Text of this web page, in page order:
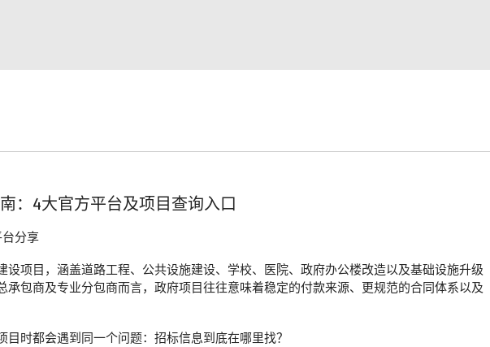
：4大官方平台及项目查询入口
设项目，涵盖道路工程、公共设施建设、学校、医院、政府办公楼改造以及基础设施升级
承包商及专业分包商而言，政府项目往往意味着稳定的付款来源、更规范的合同体系以及
时都会遇到同一个问题：招标信息到底在哪里找？